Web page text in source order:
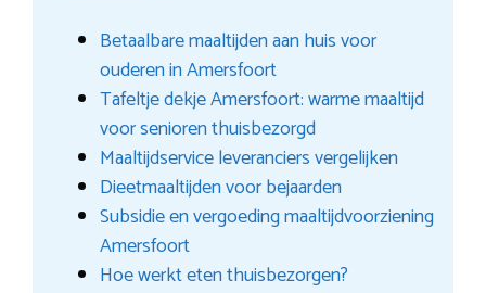
Betaalbare maaltijden aan huis voor
ouderen in Amersfoort
Tafeltje dekje Amersfoort: warme maaltijd
voor senioren thuisbezorgd
Maaltijdservice leveranciers vergelijken
Dieetmaaltijden voor bejaarden
Subsidie en vergoeding maaltijdvoorziening
Amersfoort
Hoe werkt eten thuisbezorgen?